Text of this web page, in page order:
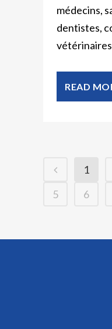
médecins,
dentistes,
READ
1
5
6